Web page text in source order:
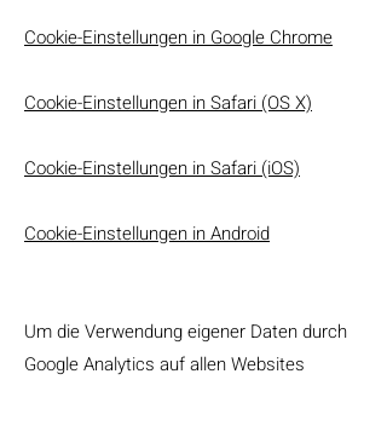
Cookie-Einstellungen in Google Chrome
Cookie-Einstellungen in Safari (OS X)
Cookie-Einstellungen in Safari (iOS)
Cookie-Einstellungen in Android
Um die Verwendung eigener Daten durch
Google Analytics auf allen Websites